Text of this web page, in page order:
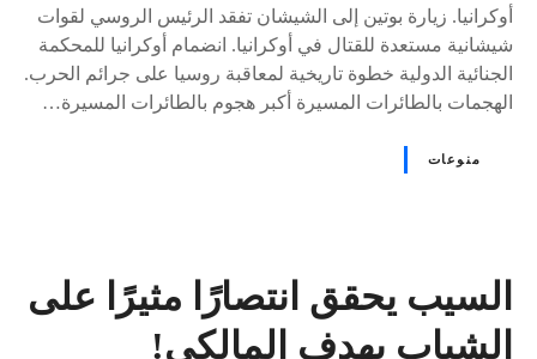
أوكرانيا. زيارة بوتين إلى الشيشان تفقد الرئيس الروسي لقوات
شيشانية مستعدة للقتال في أوكرانيا. انضمام أوكرانيا للمحكمة
الجنائية الدولية خطوة تاريخية لمعاقبة روسيا على جرائم الحرب.
الهجمات بالطائرات المسيرة أكبر هجوم بالطائرات المسيرة…
منوعات
السيب يحقق انتصارًا مثيرًا على
الشباب بهدف المالكي!